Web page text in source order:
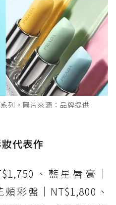
列。圖片來源：品牌提供
代表作
、藍星唇膏｜
彩盤｜NT$1,800、